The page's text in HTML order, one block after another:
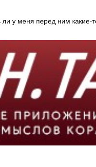
у меня перед ним какие-